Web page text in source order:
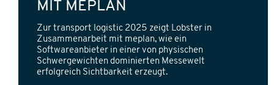
MIT MEPLAN
Zur transport logistic 2025 zeigt Lobster in
Zusammenarbeit mit meplan, wie ein
Softwareanbieter in einer von physischen
Schwergewichten dominierten Messewelt
erfolgreich Sichtbarkeit erzeugt.